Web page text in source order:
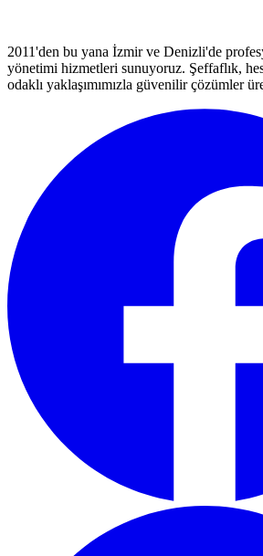
2011'den bu yana İzmir ve Denizli'de
yönetimi hizmetleri sunuyoruz. Şeffaflık,
odaklı yaklaşımımızla güvenilir çözümler